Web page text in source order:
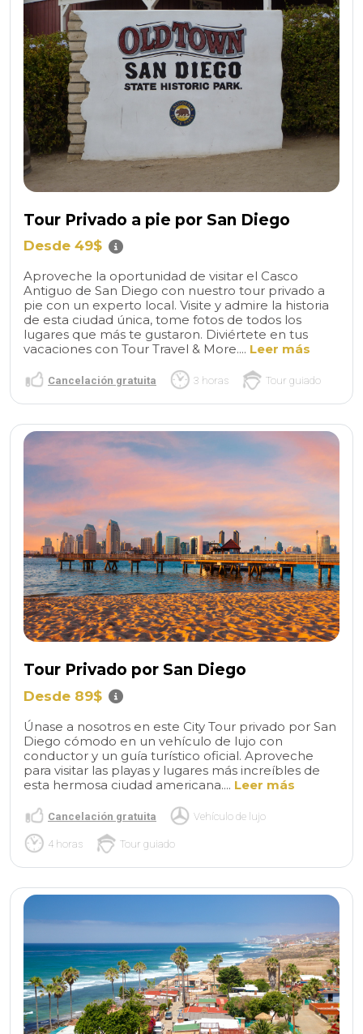
Tour Privado a pie por San Diego
Desde 49$
Aproveche la oportunidad de visitar el Casco
Antiguo de San Diego con nuestro tour privado a
pie con un experto local. Visite y admire la historia
de esta ciudad única, tome fotos de todos los
lugares que más te gustaron. Diviértete en tus
vacaciones con Tour Travel & More.... Leer más
Cancelación gratuita 3 horas Tour guiado
Tour Privado por San Diego
Desde 89$
Únase a nosotros en este City Tour privado por San
Diego cómodo en un vehículo de lujo con
conductor y un guía turístico oficial. Aproveche
para visitar las playas y lugares más increíbles de
esta hermosa ciudad americana.... Leer más
Cancelación gratuita Vehículo de lujo
4 horas Tour guiado